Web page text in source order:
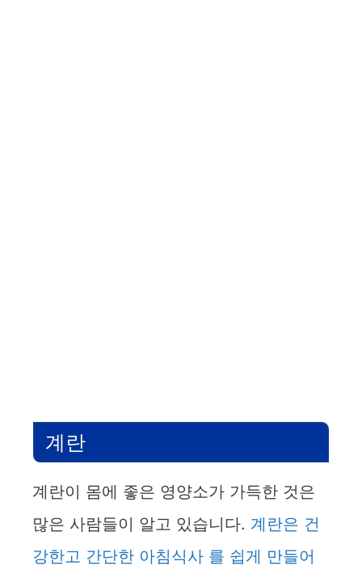
계란
계란이 몸에 좋은 영양소가 가득한 것은
많은 사람들이 알고 있습니다. 계란은 건
강한고 간단한 아침식사 를 쉽게 만들어